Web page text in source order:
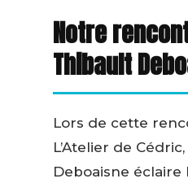
Notre
Thibault
Lors de cette
L’Atelier de
Deboaisne